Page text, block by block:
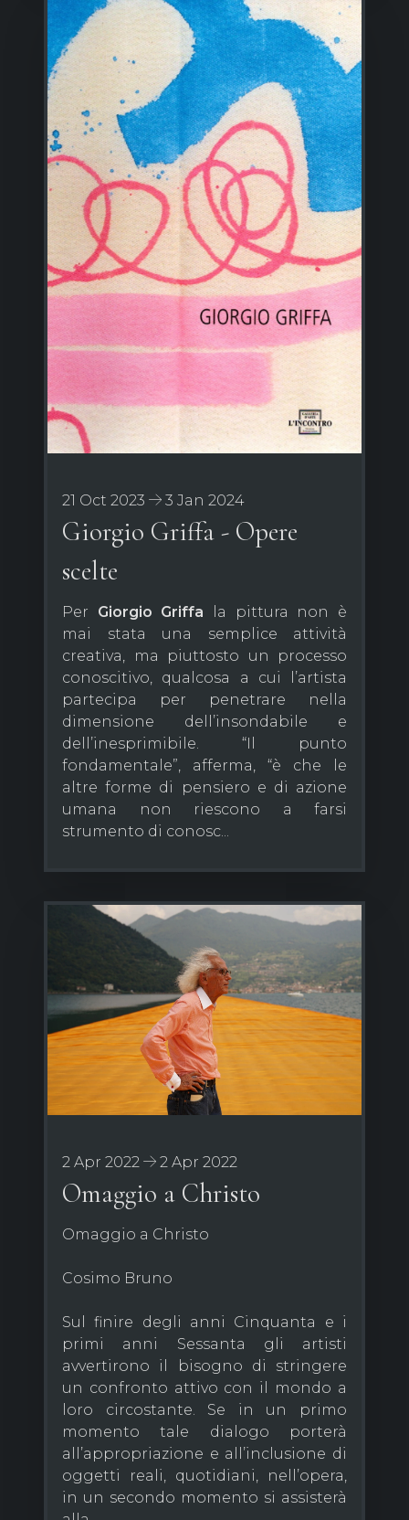
21 Oct 2023 3 Jan 2024
Giorgio Griffa - Opere
scelte
Per Giorgio Griffa
la pittura non è
mai stata una semplice attività
creativa, ma piuttosto un processo
conoscitivo, qualcosa a cui l’artista
partecipa per penetrare nella
dimensione dell’insondabile e
dell’inesprimibile. “Il punto
fondamentale”, afferma, “è che le
altre forme di pensiero e di azione
umana non riescono a farsi
strumento di conosc...
2 Apr 2022 2 Apr 2022
Omaggio a Christo
Omaggio a Christo
Cosimo Bruno
Sul finire degli anni Cinquanta e i
primi anni Sessanta gli artisti
avvertirono il bisogno di stringere
un confronto attivo con il mondo a
loro circostante. Se in un primo
momento tale dialogo porterà
all’appropriazione e all’inclusione di
oggetti reali, quotidiani, nell’opera,
in un secondo momento si assisterà